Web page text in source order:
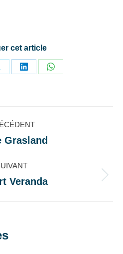
cet article
PartagerPartager
Onglet
Grasland
Projets
Veranda